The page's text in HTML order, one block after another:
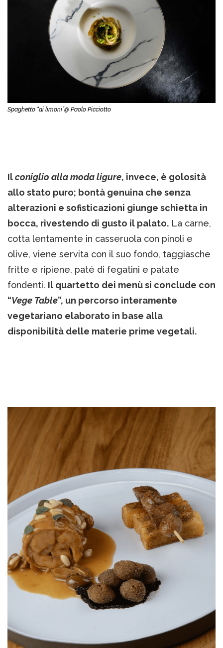
Spaghetto “ai limoni”@ Paolo Picciotto
Ilconiglio alla moda ligure, invece, è golosità
allo stato puro; bontà genuina che senza
alterazioni e sofisticazioni giunge schietta in
bocca, rivestendo di gusto il palato. La carne,
cotta lentamente in casseruola con pinoli e
olive, viene servita con il suo fondo, taggiasche
fritte e ripiene, paté di fegatini e patate
fondenti. Il quartetto dei menù si conclude con
“Vege Table”, un percorso interamente
vegetariano elaborato in base alla
disponibilità delle materie prime vegetali.